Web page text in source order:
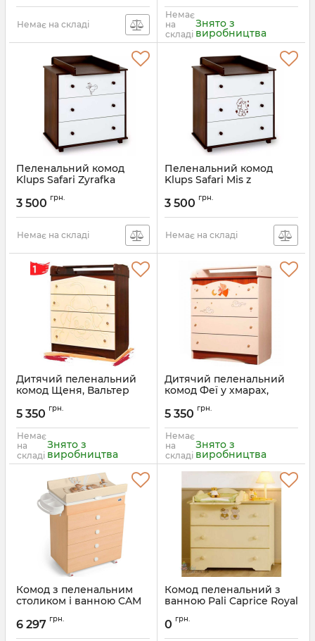
Немає на складі
Немає
на
складі
Знято з
виробництва
Пеленальний комод
Klups Safari Zyrafka
3 500 грн.
Немає на складі
Пеленальний комод
Klups Safari Mis z
Артикул: 85848SFKP
3 500 грн.
Немає на складі
Дитячий пеленальний
комод Щеня, Вальтер
5 350 грн.
Немає
на
складі
Знято з
виробництва
Дитячий пеленальний
комод Феї у хмарах,
5 350 грн.
Немає
на
складі
Знято з
виробництва
Комод з пеленальним
столиком і ванною CAM
Артикул:
6 297 грн.
Комод пеленальний з
ванною Pali Caprice Royal
0 грн.